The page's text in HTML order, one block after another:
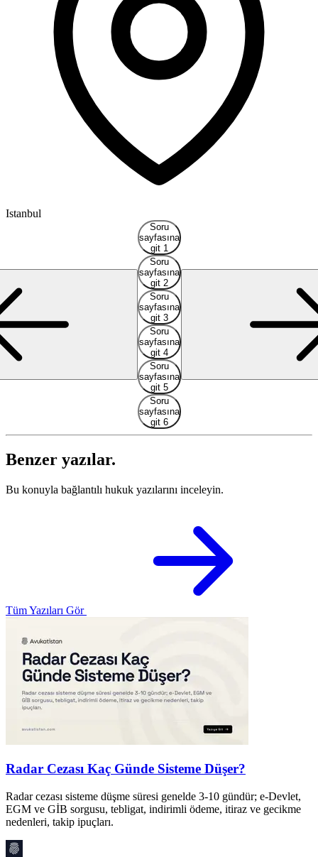
Istanbul
Soru
sayfasına
git 1
Soru
sayfasına
git 2
Soru
sayfasına
git 3
Soru
sayfasına
git 4
Soru
sayfasına
git 5
Soru
sayfasına
git 6
Benzer yazılar.
Bu konuyla bağlantılı hukuk yazılarını inceleyin.
Tüm Yazıları Gör
Radar Cezası Kaç Günde Sisteme Düşer?
Radar cezası sisteme düşme süresi genelde 3-10 gündür; e-Devlet,
EGM ve GİB sorgusu, tebligat, indirimli ödeme, itiraz ve gecikme
nedenleri, takip ipuçları.